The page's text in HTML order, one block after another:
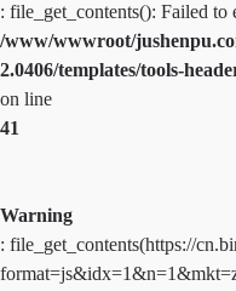
: file_get_contents(): Failed to
/www/wwwroot/
2.0406/templates/tools-
on line
41
Warning
: file_get_contents(https://